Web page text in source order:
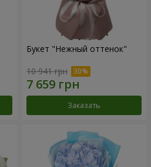
Букет "Нежный оттенок"
10 941 грн
Заказать